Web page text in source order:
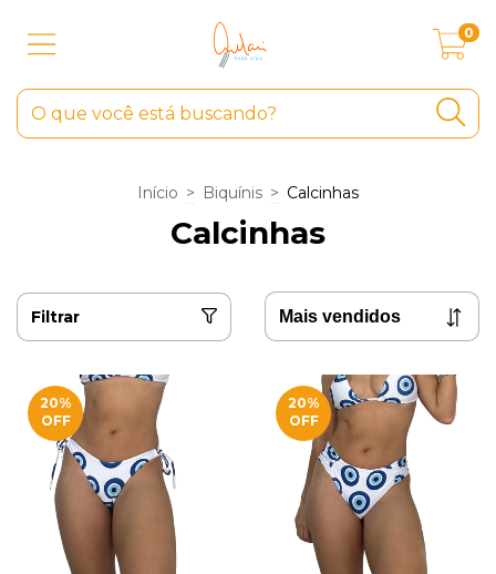
0
Início > Biquínis > Calcinhas
Calcinhas
Filtrar
20%
OFF
20%
OFF